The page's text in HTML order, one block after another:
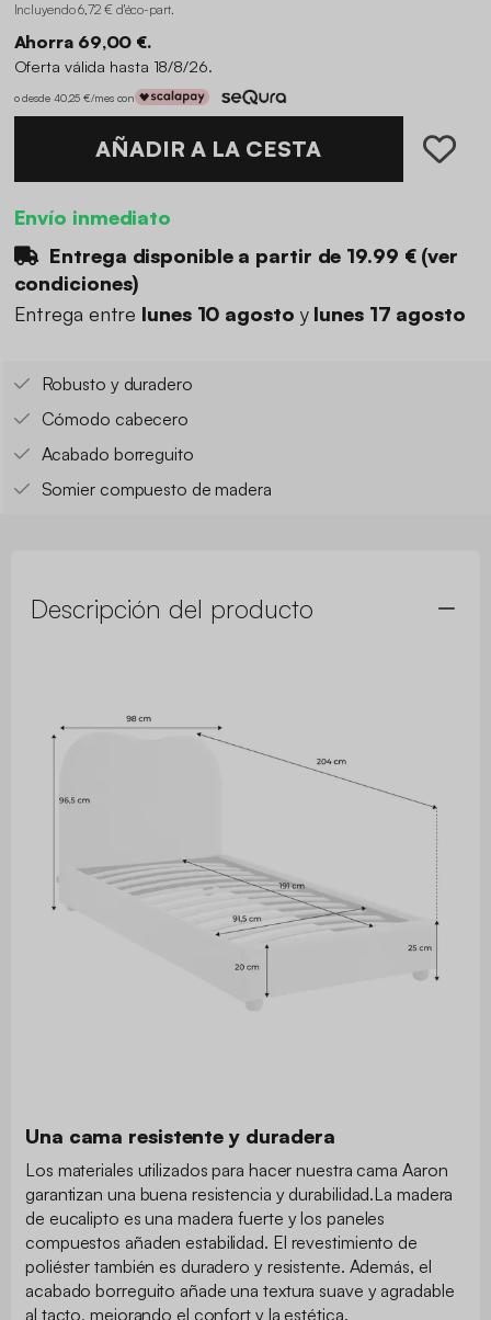
Incluyendo 6,72 € d'éco-part.
Ahorra 69,00 €.
Oferta válida hasta 18/8/26.
o desde 40,25 €/mes con
AÑADIR A LA CESTA
Envío inmediato
Entrega disponible a partir de 19.99 €(ver
condiciones)
Entrega entre lunes 10 agosto y lunes 17 agosto
Robusto y duradero
Cómodo cabecero
Acabado borreguito
Somier compuesto de madera
Descripción del producto
Una cama resistente y duradera
Los materiales utilizados para hacer nuestra cama Aaron
garantizan una buena resistencia y durabilidad.La madera
de eucalipto es una madera fuerte y los paneles
compuestos añaden estabilidad. El revestimiento de
poliéster también es duradero y resistente. Además, el
acabado borreguito añade una textura suave y agradable
al tacto, mejorando el confort y la estética.